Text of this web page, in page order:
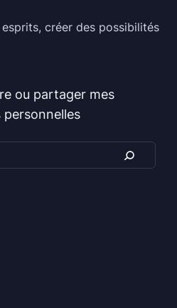
créer des possibilités
ou partager mes